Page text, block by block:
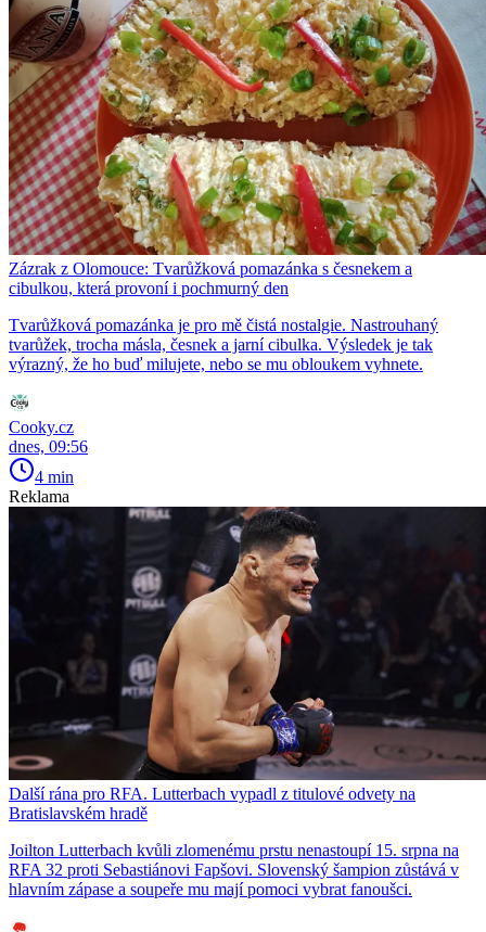
Zázrak z Olomouce: Tvarůžková pomazánka s česnekem a
cibulkou, která provoní i pochmurný den
Tvarůžková pomazánka je pro mě čistá nostalgie. Nastrouhaný
tvarůžek, trocha másla, česnek a jarní cibulka. Výsledek je tak
výrazný, že ho buď milujete, nebo se mu obloukem vyhnete.
Cooky.cz
dnes, 09:56
4 min
Reklama
Další rána pro RFA. Lutterbach vypadl z titulové odvety na
Bratislavském hradě
Joilton Lutterbach kvůli zlomenému prstu nenastoupí 15. srpna na
RFA 32 proti Sebastiánovi Fapšovi. Slovenský šampion zůstává v
hlavním zápase a soupeře mu mají pomoci vybrat fanoušci.